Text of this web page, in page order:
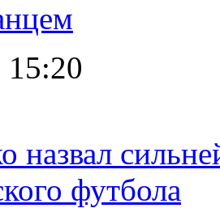
15:20
назвал
футбола